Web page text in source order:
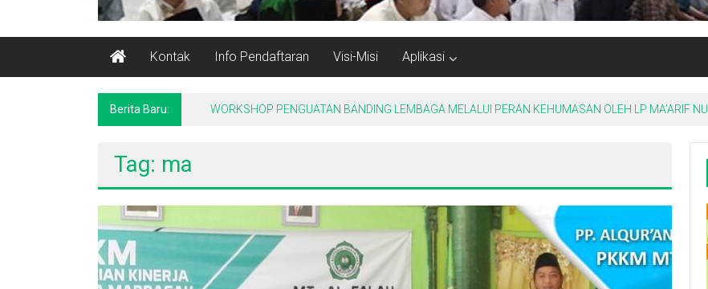
Kontak Info Pendaftaran Visi-Misi Aplikasi
Berita Baru: WORKSHOP PENGUATAN BANDING LEMBAGA MELALUI PERAN KEHUMASAN OLEH LP MA’ARIF NU
Tag: ma